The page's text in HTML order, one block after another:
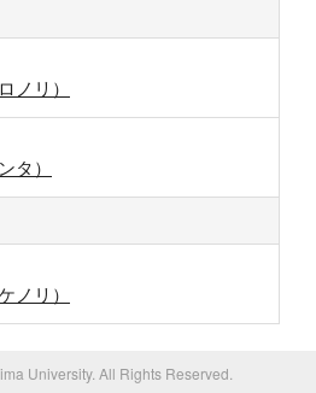
ノリ）
タ）
ノリ）
University. All Rights Reserved.